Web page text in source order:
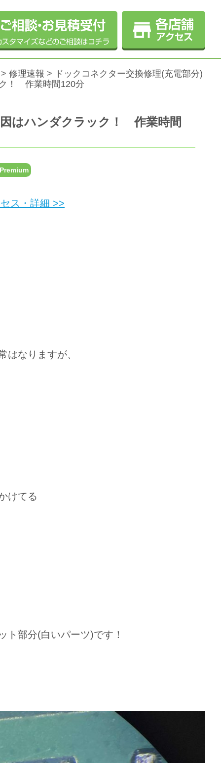
> 修理速報 >
ドックコネクター交換修理(充電部分)
！ 作業時間120分
はハンダクラック！ 作業時間
ス・詳細 >>
はなりますが、
けてる
ト部分(白いパーツ)です！